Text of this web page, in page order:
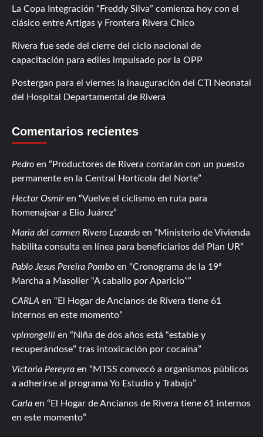
La Copa Integración “Freddy Silva” comienza hoy con el
clásico entre Artigas y Frontera Rivera Chico
Rivera fue sede del cierre del ciclo nacional de
capacitación para ediles impulsado por la OPP
Postergan para el viernes la inauguración del CTI Neonatal
del Hospital Departamental de Rivera
Comentarios recientes
Pedro en
Productores de Rivera contarán con un puesto
permanente en la Central Hortícola del Norte
Hector Osmiren
Vuelve el ciclismo en ruta para
homenajear a Elio Juárez
Maria del carmen Rivero Luzardo en
Ministerio de Vivienda
habilita consulta en línea para beneficiarios del Plan UR
Pablo Jesus Pereira Pombo en
Cronograma de la 19ª
Marcha a Masoller “A caballo por Aparicio”
CARLA en
El Hogar de Ancianos de Rivera tiene 61
internos en este momento
vpirrongelli en
Niña de dos años está “estable y
recuperándose” tras intoxicación por cocaína
Victoria Pereyra en
MTSS convocó a organismos públicos
a adherirse al programa Yo Estudio y Trabajo
Carla en
El Hogar de Ancianos de Rivera tiene 61 internos
en este momento